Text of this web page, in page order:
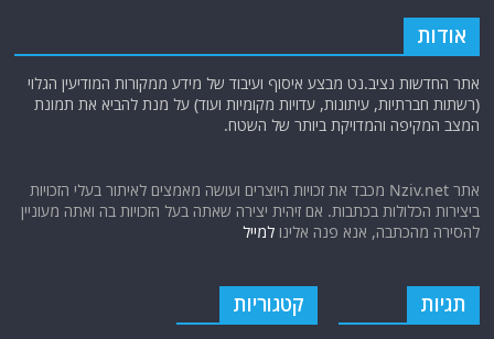
אודות
אתר החדשות נציב.נט מבצע איסוף ועיבוד של מידע ממקורות המודיעין הגלוי
(רשתות חברתיות, עיתונות, עדויות מקומיות ועוד) על מנת להביא את תמונת
המצב המקיפה והמדויקת ביותר של השטח.
אתר Nziv.net מכבד את זכויות היוצרים ועושה מאמצים לאיתור בעלי הזכויות
ביצירות הכלולות בכתבות. אם זיהית יצירה שאתה בעל הזכויות בה ואתה מעוניין
להסירה מהכתבה, אנא פנה אלינולמייל
תגיות קטגוריות